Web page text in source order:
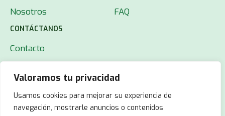
Valoramos tu privacidad
Usamos cookies para mejorar su experiencia de
navegación, mostrarle anuncios o contenidos
Nosotros
FAQ
CONTÁCTANOS
Contacto